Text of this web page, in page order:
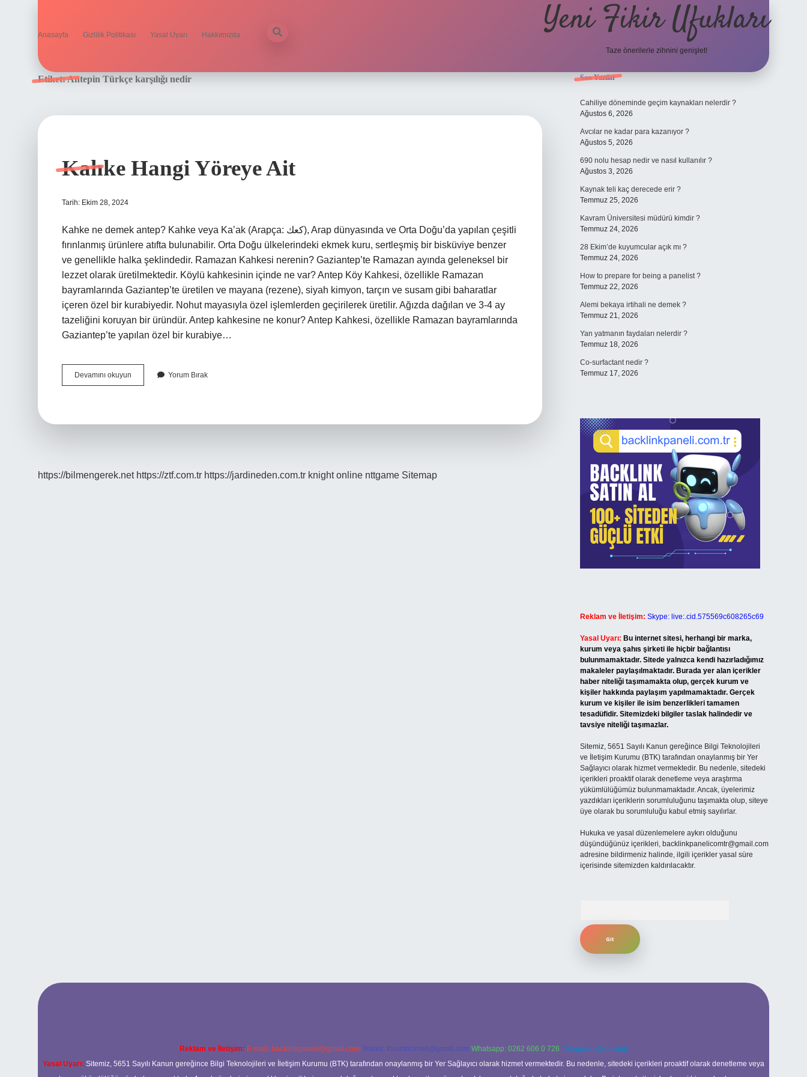
Anasayfa Gizlilik Politikası Yasal Uyarı Hakkımızda Yeni Fikir Ufukları
Taze önerilerle zihnini genişlet!
Etiket:Antepin Türkçe karşılığı nedir
Kahke Hangi Yöreye Ait
Tarih: Ekim 28, 2024
Kahke ne demek antep? Kahke veya Ka’ak (Arapça: كعك), Arap dünyasında ve Orta Doğu’da yapılan çeşitli
fırınlanmış ürünlere atıfta bulunabilir. Orta Doğu ülkelerindeki ekmek kuru, sertleşmiş bir bisküviye benzer
ve genellikle halka şeklindedir. Ramazan Kahkesi nerenin? Gaziantep’te Ramazan ayında geleneksel bir
lezzet olarak üretilmektedir. Köylü kahkesinin içinde ne var? Antep Köy Kahkesi, özellikle Ramazan
bayramlarında Gaziantep’te üretilen ve mayana (rezene), siyah kimyon, tarçın ve susam gibi baharatlar
içeren özel bir kurabiyedir. Nohut mayasıyla özel işlemlerden geçirilerek üretilir. Ağızda dağılan ve 3-4 ay
tazeliğini koruyan bir üründür. Antep kahkesine ne konur? Antep Kahkesi, özellikle Ramazan bayramlarında
Gaziantep’te yapılan özel bir kurabiye…
Devamını okuyun
Hangi
Yorum Bırak
https://bilmengerek.net https://ztf.com.tr https://jardineden.com.tr knight online nttgame Sitemap
Sidebar
Son Yazılar
Cahiliye döneminde geçim kaynakları nelerdir ?
Ağustos 6, 2026
Avcılar ne kadar para kazanıyor ?
Ağustos 5, 2026
690 nolu hesap nedir ve nasıl kullanılır ?
Ağustos 3, 2026
Kaynak teli kaç derecede erir ?
Temmuz 25, 2026
Kavram Üniversitesi müdürü kimdir ?
Temmuz 24, 2026
28 Ekim’de kuyumcular açık mı ?
Temmuz 24, 2026
How to prepare for being a panelist ?
Temmuz 22, 2026
Alemi bekaya irtihali ne demek ?
Temmuz 21, 2026
Yan yatmanın faydaları nelerdir ?
Temmuz 18, 2026
Co-surfactant nedir ?
Temmuz 17, 2026
Reklam ve İletişim: Skype: live:.cid.575569c608265c69
Yasal Uyarı: Bu internet sitesi, herhangi bir marka,
kurum veya şahıs şirketi ile hiçbir bağlantısı
bulunmamaktadır. Sitede yalnızca kendi hazırladığımız
makaleler paylaşılmaktadır. Burada yer alan içerikler
haber niteliği taşımamakta olup, gerçek kurum ve
kişiler hakkında paylaşım yapılmamaktadır. Gerçek
kurum ve kişiler ile isim benzerlikleri tamamen
tesadüfidir. Sitemizdeki bilgiler taslak halindedir ve
tavsiye niteliği taşımazlar.
Sitemiz, 5651 Sayılı Kanun gereğince Bilgi Teknolojileri
ve İletişim Kurumu (BTK) tarafından onaylanmış bir Yer
Sağlayıcı olarak hizmet vermektedir. Bu nedenle, sitedeki
içerikleri proaktif olarak denetleme veya araştırma
yükümlülüğümüz bulunmamaktadır. Ancak, üyelerimiz
yazdıkları içeriklerin sorumluluğunu taşımakta olup, siteye
üye olarak bu sorumluluğu kabul etmiş sayılırlar.
Hukuka ve yasal düzenlemelere aykırı olduğunu
düşündüğünüz içerikleri, backlinkpanelicomtr@gmail.com
adresine bildirmeniz halinde, ilgili içerikler yasal süre
içerisinde sitemizden kaldırılacaktır.
Reklam ve İletişim: E-mail: backlinkpaneli@gmail.com Teams: forumhizmeti@gmail.com Whatsapp: 0262 606 0 726 Telegram: @karabul
Yasal Uyarı: Sitemiz, 5651 Sayılı Kanun gereğince Bilgi Teknolojileri ve İletişim Kurumu (BTK) tarafından onaylanmış bir Yer Sağlayıcı olarak hizmet vermektedir. Bu nedenle, sitedeki içerikleri proaktif olarak denetleme veya